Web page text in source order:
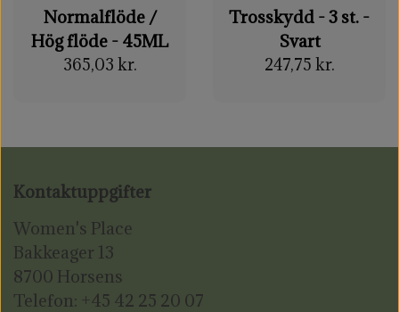
Normalflöde /
Hög flöde - 45ML
365,03 kr.
Trosskydd - 3 st. -
Svart
247,75 kr.
Kontaktuppgifter
Women's Place
Bakkeager 13
8700 Horsens
Telefon: +45 42 25 20 07